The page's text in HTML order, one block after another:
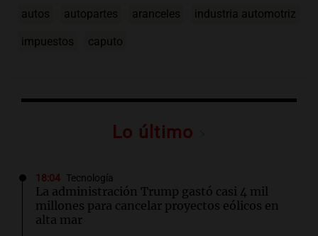
autos autopartes aranceles industria automotriz
impuestos caputo
Lo último
18:04 Tecnología
La administración Trump gastó casi 4 mil
millones para cancelar proyectos eólicos en
alta mar